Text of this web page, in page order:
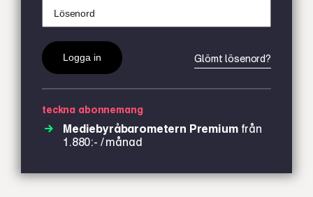
Glömt lösenord?
teckna abonnemang
Mediebyråbarometern Premiumfrån
1.880:- / månad